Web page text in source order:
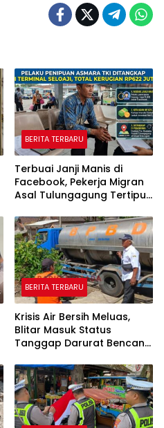
BERITA TERBARU
Terbuai Janji Manis di
Facebook, Pekerja Migran
Asal Tulungagung Tertipu
BERITA TERBARU
Krisis Air Bersih Meluas,
Blitar Masuk Status
Tanggap Darurat Bencana